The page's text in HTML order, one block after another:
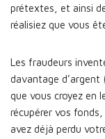
prétextes, et ainsi
réalisiez que vous
Les fraudeurs
davantage
que vous croyez en
récupérer vos
avez déjà perdu